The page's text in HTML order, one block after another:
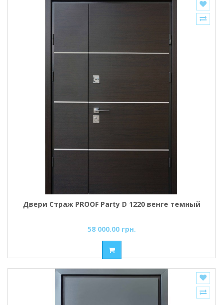
Двери Страж PROOF Party D 1220 венге темный
58 000.00 грн.